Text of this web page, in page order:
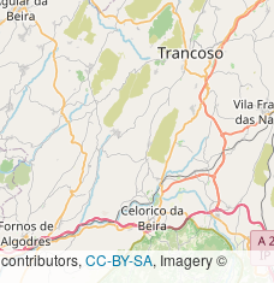
contributors, CC-BY-SA, Imagery ©